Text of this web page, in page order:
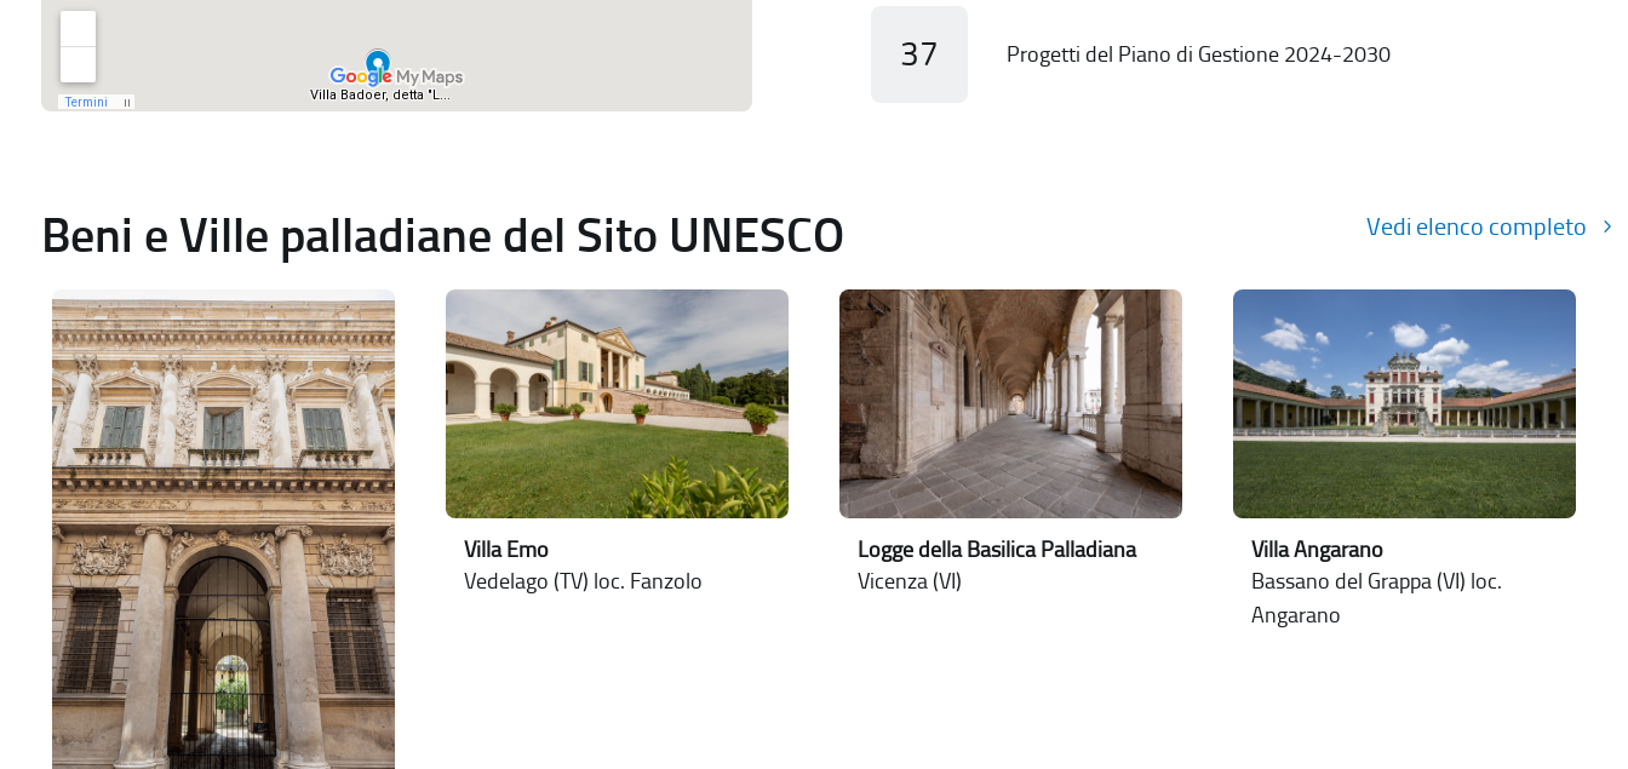
37 Progetti del Piano di Gestione 2024-2030
Beni e Ville palladiane del Sito UNESCO Vedi elenco completo
Villa Emo
Vedelago (TV) loc. Fanzolo
Logge della Basilica Palladiana
Vicenza (VI)
Villa Angarano
Bassano del Grappa (VI) loc.
Angarano